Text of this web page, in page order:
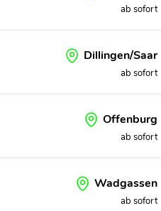
ab sofort
Dillingen/Saar
ab sofort
Offenburg
ab sofort
Wadgassen
ab sofort